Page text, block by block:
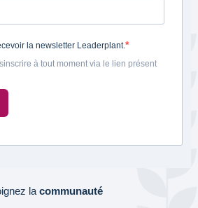
la newsletter Leaderplant.
à tout moment via le lien présent
la communauté